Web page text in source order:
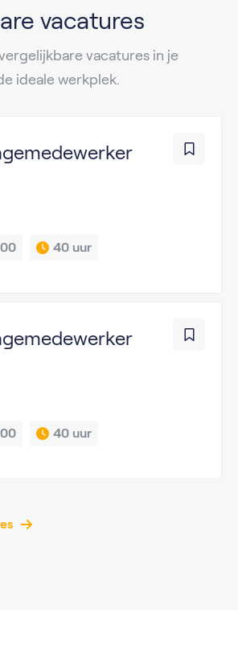
vacatures
vacatures in je
ideale werkplek.
40 uur
40 uur